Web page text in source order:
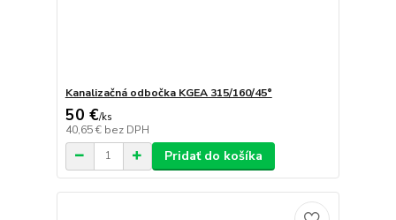
Kanalizačná odbočka KGEA 315/160/45°
50 €/ks
40,65 € bez DPH
Pridať do košíka